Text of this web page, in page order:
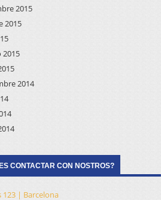
2015
2015
2015
2014
CONTACTAR CON NOSTROS?
123 | Barcelona